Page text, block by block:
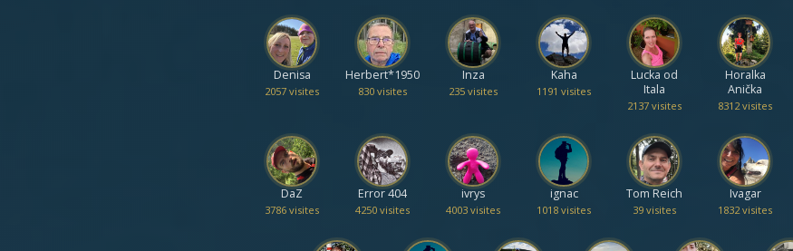
Denisa
2057 visites
Herbert*1950
830 visites
Inza
235 visites
Kaha
1191 visites
Lucka od
Itala
2137 visites
Horalka
Anička
8312 visites
DaZ
3786 visites
Error 404
4250 visites
ivrys
4003 visites
ignac
1018 visites
Tom Reich
39 visites
Ivagar
1832 visites